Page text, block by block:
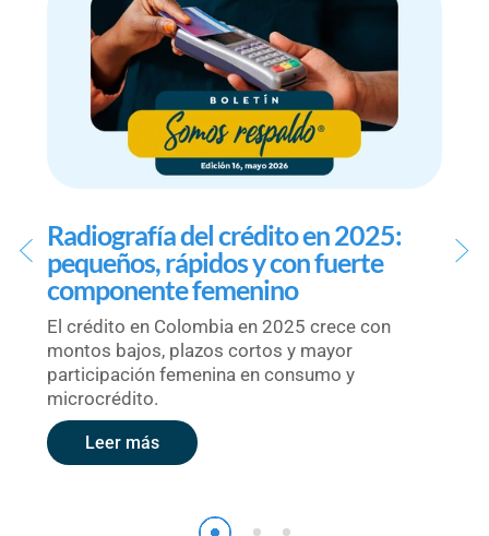
Radiografía del crédito en 2025:
pequeños, rápidos y con fuerte
componente femenino
El crédito en Colombia en 2025 crece con
montos bajos, plazos cortos y mayor
participación femenina en consumo y
microcrédito.
Leer más